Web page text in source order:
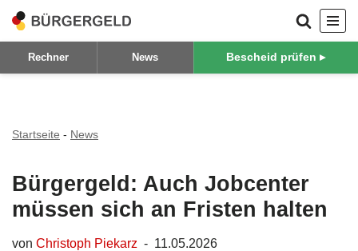
Zum
Inhalt
Rechner News Bescheid prüfen ▸
Startseite - News
Bürgergeld: Auch Jobcenter
müssen sich an Fristen halten
von Christoph Piekarz 11.05.2026